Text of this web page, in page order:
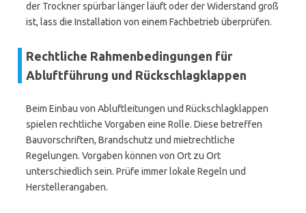
der Trockner spürbar länger läuft oder der Widerstand groß
ist, lass die Installation von einem Fachbetrieb überprüfen.
Rechtliche Rahmenbedingungen für
Abluftführung und Rückschlagklappen
Beim Einbau von Abluftleitungen und Rückschlagklappen
spielen rechtliche Vorgaben eine Rolle. Diese betreffen
Bauvorschriften, Brandschutz und mietrechtliche
Regelungen. Vorgaben können von Ort zu Ort
unterschiedlich sein. Prüfe immer lokale Regeln und
Herstellerangaben.